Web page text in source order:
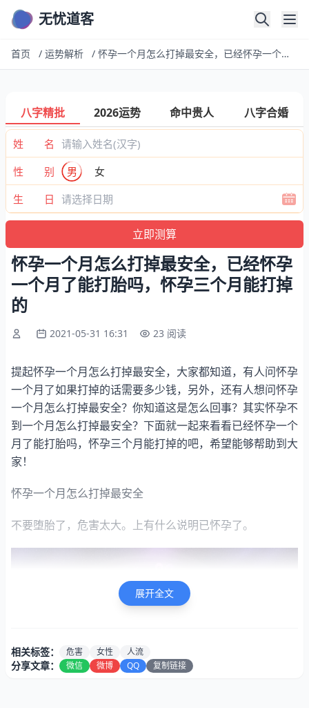
无忧道客
首页 / 运势解析 / 怀孕一个月怎么打掉最安全，已经怀孕一个月了能打胎吗，怀孕三个月能打掉的
八字精批 2026运势 命中贵人 八字合婚
姓 名
性 别
男
女
生 日
怀孕一个月怎么打掉最安全，已经怀孕
一个月了能打胎吗，怀孕三个月能打掉
的
2021-05-31 16:31 23 阅读
提起怀孕一个月怎么打掉最安全，大家都知道，有人问怀孕
一个月了如果打掉的话需要多少钱，另外，还有人想问怀孕
一个月怎么打掉最安全？你知道这是怎么回事？其实怀孕不
到一个月怎么打掉最安全？下面就一起来看看已经怀孕一个
月了能打胎吗，怀孕三个月能打掉的吧，希望能够帮助到大
家！
怀孕一个月怎么打掉最安全
不要堕胎了，危害太大。上有什么说明已怀孕了。
展开全文
相关标签： 危害 女性 人流
分享文章： 微信 微博 QQ 复制链接